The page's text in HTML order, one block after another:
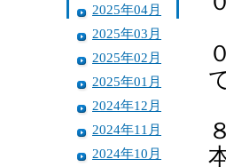
2025年04月
2025年03月
2025年02月
2025年01月
2024年12月
2024年11月
2024年10月